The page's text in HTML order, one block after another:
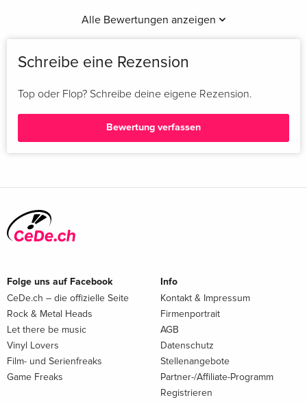
Alle Bewertungen anzeigen
Schreibe eine Rezension
Top oder Flop? Schreibe deine eigene Rezension.
Bewertung verfassen
Folge uns auf Facebook
CeDe.ch – die offizielle Seite
Rock & Metal Heads
Let there be music
Vinyl Lovers
Film- und Serienfreaks
Game Freaks
Info
Kontakt & Impressum
Firmenportrait
AGB
Datenschutz
Stellenangebote
Partner-/Affiliate-Programm
Registrieren